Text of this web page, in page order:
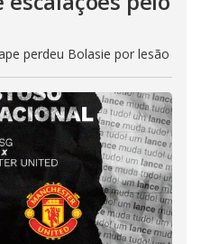
perdeu Bolasie por lesão